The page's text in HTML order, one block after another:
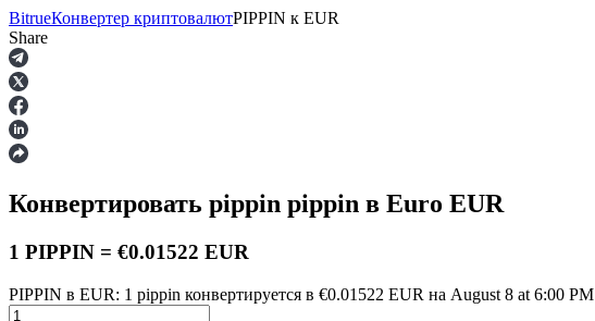
Фьючерсы
BitrueКонвертер криптовалютPIPPIN к EUR
Share
Конвертировать pippin pippin в Euro EUR
1 PIPPIN = €0.01522 EUR
PIPPIN в EUR: 1 pippin конвертируется в €0.01522 EUR на August 8 at 6:00 PM